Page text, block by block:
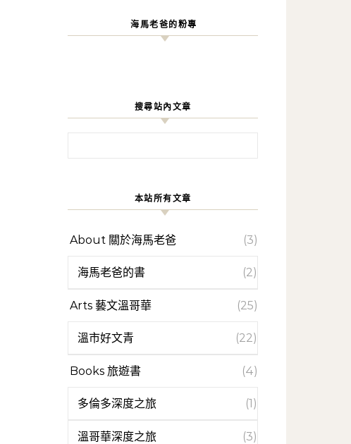
海馬老爸的粉專
搜尋站內文章
本站所有文章
About 關於海馬老爸 (3)
海馬老爸的書 (2)
Arts 藝文溫哥華 (25)
溫市好文青 (22)
Books 旅遊書 (4)
多倫多深度之旅 (1)
溫哥華深度之旅 (3)